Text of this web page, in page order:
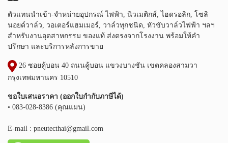
ตัวแทนนำเข้า-จำหน่ายอุปกรณ์ ไฟฟ้า, นิวเมติกส์, ไฮดรอลิก, โซลิ
นอยด์วาล์ว, วอเตอร์แฮมเมอร์, วาล์วทุกชนิด, หัวขับวาล์วไฟฟ้า ฯลฯ
สำหรับงานอุตสาหกรรม ของแท้ ส่งตรงจากโรงงาน พร้อมให้คำ
ปรึกษา และบริการหลังการขาย
26 ซอยคู้บอน 40 ถนนคู้บอน แขวงบางชัน เขตคลองสามวา
กรุงเทพมหานคร 10510
ขอใบเสนอราคา (ออกใบกำกับภาษีได้)
• 083-028-8386 (คุณแมน)
E-mail : pneutecthai@gmail.com